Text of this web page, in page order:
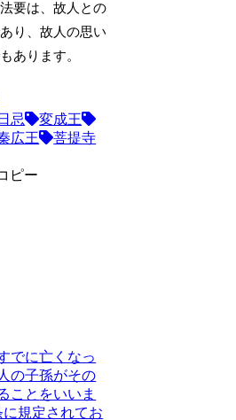
要は、故人との
り、故人の思い
あります。
忌
変成王
広王
菩提寺
ピー
でに亡くなっ
の子孫がその
こと をいいま
規定されてお